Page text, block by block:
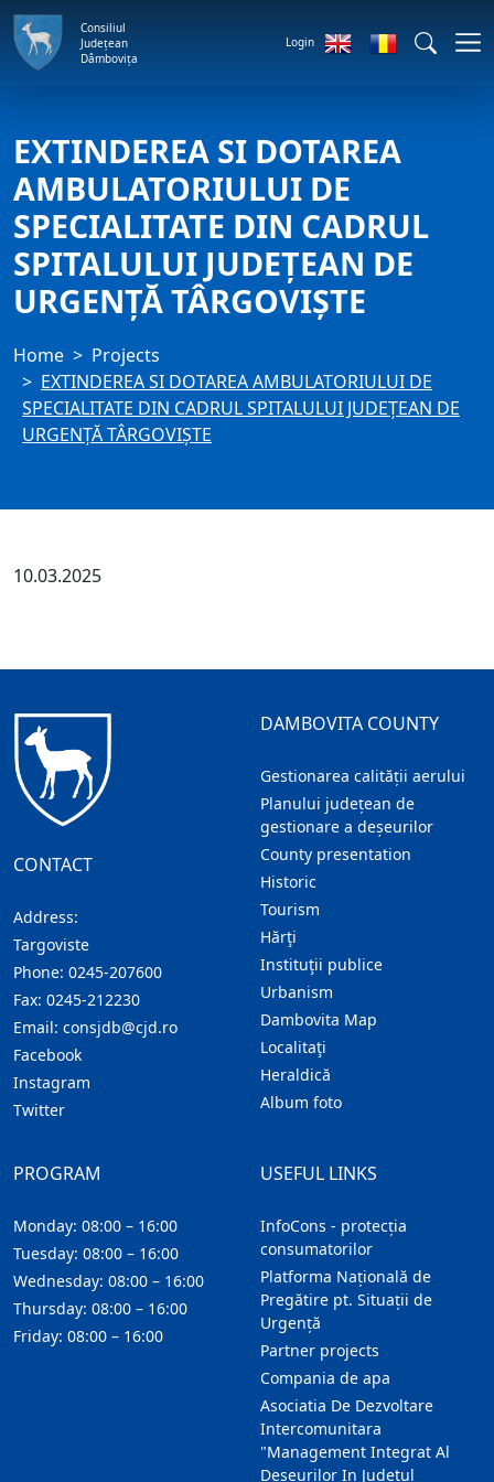
Consiliul
Județean
Dâmbovița
Login
EXTINDEREA SI DOTAREA
AMBULATORIULUI DE
SPECIALITATE DIN CADRUL
SPITALULUI JUDEȚEAN DE
URGENȚĂ TÂRGOVIȘTE
Home
Projects
EXTINDEREA SI DOTAREA AMBULATORIULUI DE
SPECIALITATE DIN CADRUL SPITALULUI JUDEȚEAN DE
URGENȚĂ TÂRGOVIȘTE
10.03.2025
CONTACT
Address:
Targoviste
Phone: 0245-207600
Fax: 0245-212230
Email: consjdb@cjd.ro
Facebook
Instagram
Twitter
DAMBOVITA COUNTY
Gestionarea calității aerului
Planului județean de
gestionare a deșeurilor
County presentation
Historic
Tourism
Hărţi
Instituţii publice
Urbanism
Dambovita Map
Localitaţi
Heraldică
Album foto
USEFUL LINKS
InfoCons - protecția
consumatorilor
Platforma Națională de
Pregătire pt. Situații de
Urgență
Partner projects
Compania de apa
Asociatia De Dezvoltare
Intercomunitara
"Management Integrat Al
Deseurilor In Judetul
PROGRAM
Monday: 08:00 – 16:00
Tuesday: 08:00 – 16:00
Wednesday: 08:00 – 16:00
Thursday: 08:00 – 16:00
Friday: 08:00 – 16:00